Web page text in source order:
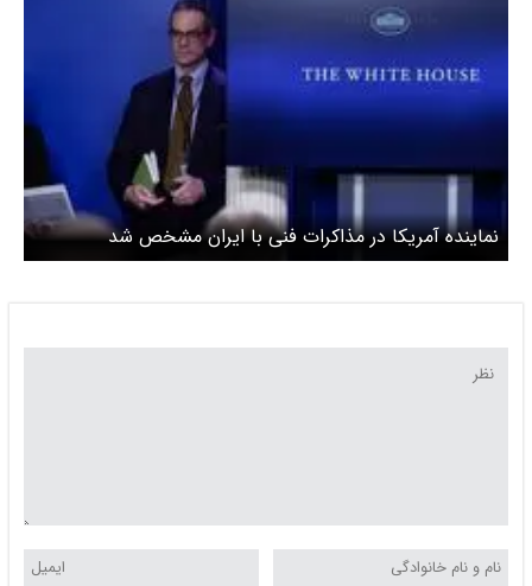
نماینده آمریکا در مذاکرات فنی با ایران مشخص شد